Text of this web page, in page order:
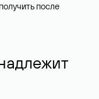
после